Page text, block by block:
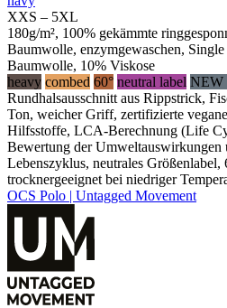
XXS – 5XL
180g/m², 100% gekämmte
Baumwolle, enzymgewaschen,
Baumwolle, 10% Viskose
heavy combed 60° neutral label NEW
Rundhalsausschnitt aus Rippstrick,
Ton, weicher Griff, zertifizierte
Hilfsstoffe, LCA-Berechnung (Life
Bewertung der Umweltauswirkungen
Lebenszyklus, neutrales Größenlabel,
trocknergeeignet bei niedriger
OCS Polo | Untagged Movement